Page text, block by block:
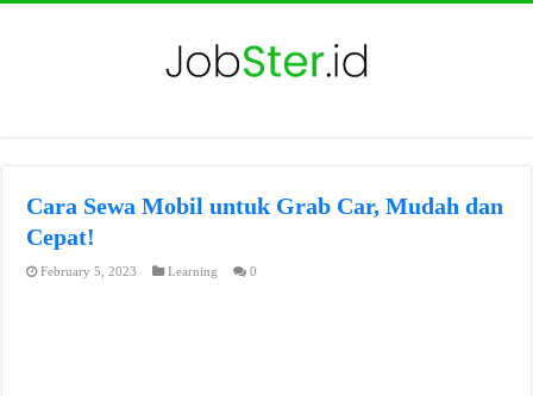
Cara Sewa Mobil untuk Grab Car, Mudah dan
Cepat!
February 5, 2023 Learning 0